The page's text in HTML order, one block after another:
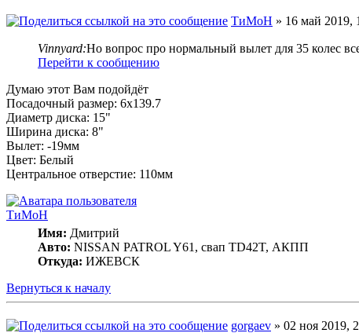
ТиМоН » 16 май 2019,
Vinnyard:Но вопрос про нормальный вылет для 35 колес
Перейти к сообщению
Думаю этот Вам подойдёт
Посадочный размер: 6x139.7
Диаметр диска: 15"
Ширина диска: 8"
Вылет: -19мм
Цвет: Белый
Центральное отверстие: 110мм
ТиМоН
Имя: Дмитрий
Авто: NISSAN PATROL Y61, свап TD42T, АКПП
Откуда: ИЖЕВСК
Вернуться к началу
gorgaev » 02 ноя 2019,